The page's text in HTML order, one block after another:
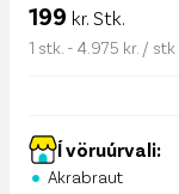
199 kr. Stk.
1 stk. - 4.975 kr. / stk
Í vöruúrvali:
• Akrabraut